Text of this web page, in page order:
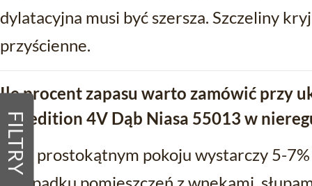
FILTRY
dylatacyjna musi być szersza. Szczeliny
przyścienne.
Ile procent zapasu warto zamówić przy
Expedition 4V Dąb Niasa 55013 w
Przy prostokątnym pokoju wystarczy 5-
przypadku pomieszczeń z wnękami,